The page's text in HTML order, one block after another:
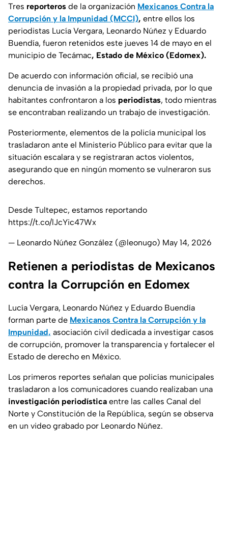
Tres reporteros de la organización Mexicanos Contra la
Corrupción y la Impunidad (MCCI), entre ellos los
periodistas Lucía Vergara, Leonardo Núñez y Eduardo
Buendía, fueron retenidos este jueves 14 de mayo en el
municipio de Tecámac, Estado de México (Edomex).
De acuerdo con información oficial, se recibió una
denuncia de invasión a la propiedad privada, por lo que
habitantes confrontaron a los periodistas, todo mientras
se encontraban realizando un trabajo de investigación.
Posteriormente, elementos de la policía municipal los
trasladaron ante el Ministerio Público para evitar que la
situación escalara y se registraran actos violentos,
asegurando que en ningún momento se vulneraron sus
derechos.
Desde Tultepec, estamos reportando
https://t.co/lJcYic47Wx
— Leonardo Núñez González (@leonugo) May 14, 2026
Retienen a periodistas de Mexicanos
contra la Corrupción en Edomex
Lucía Vergara, Leonardo Núñez y Eduardo Buendía
forman parte de Mexicanos Contra la Corrupción y la
Impunidad, asociación civil dedicada a investigar casos
de corrupción, promover la transparencia y fortalecer el
Estado de derecho en México.
Los primeros reportes señalan que policías municipales
trasladaron a los comunicadores cuando realizaban una
investigación periodística entre las calles Canal del
Norte y Constitución de la República, según se observa
en un video grabado por Leonardo Núñez.